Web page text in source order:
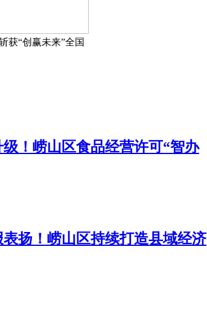
获“创赢未来”全国
！崂山区食品经营许可“智办
扬！崂山区持续打造县域经济